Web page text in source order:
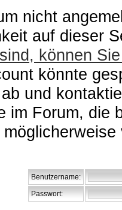
nicht
auf dieser
können
könnte
und
im Forum, die
Benutzername:
Passwort: